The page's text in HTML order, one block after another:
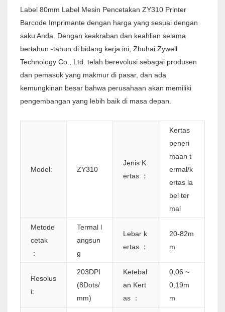
Label 80mm Label Mesin Pencetakan ZY310 Printer
Barcode Imprimante dengan harga yang sesuai dengan
saku Anda. Dengan keakraban dan keahlian selama
bertahun -tahun di bidang kerja ini, Zhuhai Zywell
Technology Co., Ltd. telah berevolusi sebagai produsen
dan pemasok yang makmur di pasar, dan ada
kemungkinan besar bahwa perusahaan akan memiliki
pengembangan yang lebih baik di masa depan.
Model: ZY310
Jenis K
ertas ：
Kertas
peneri
maan t
ermal/k
ertas la
bel ter
mal
Metode
cetak
：
Termal l
angsun
g
Lebar k
ertas ：
20-82m
m
Resolus
i:
203DPI
(8Dots/
mm)
Ketebal
an Kert
as ：
0,06 ~
0,19m
m